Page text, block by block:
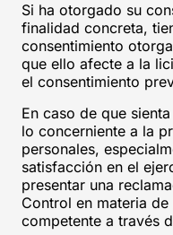
Si ha otorgado su
finalidad concreta,
consentimiento
que ello afecte a la
el consentimiento
En caso de que
lo concerniente a la
personales,
satisfacción en el
presentar una
Control en materia
competente a través